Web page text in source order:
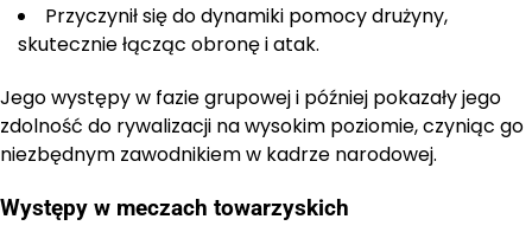
Przyczynił się do dynamiki pomocy drużyny,
skutecznie łącząc obronę i atak.
Jego występy w fazie grupowej i później pokazały jego
zdolność do rywalizacji na wysokim poziomie, czyniąc go
niezbędnym zawodnikiem w kadrze narodowej.
Występy w meczach towarzyskich